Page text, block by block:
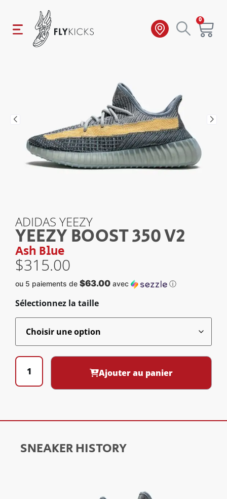
0
ADIDAS YEEZY
YEEZY BOOST 350 V2
Ash Blue
$315.00
ou 5 paiements de $63.00 avec ⓘ
Sélectionnez la taille
Ajouter au panier
SNEAKER HISTORY